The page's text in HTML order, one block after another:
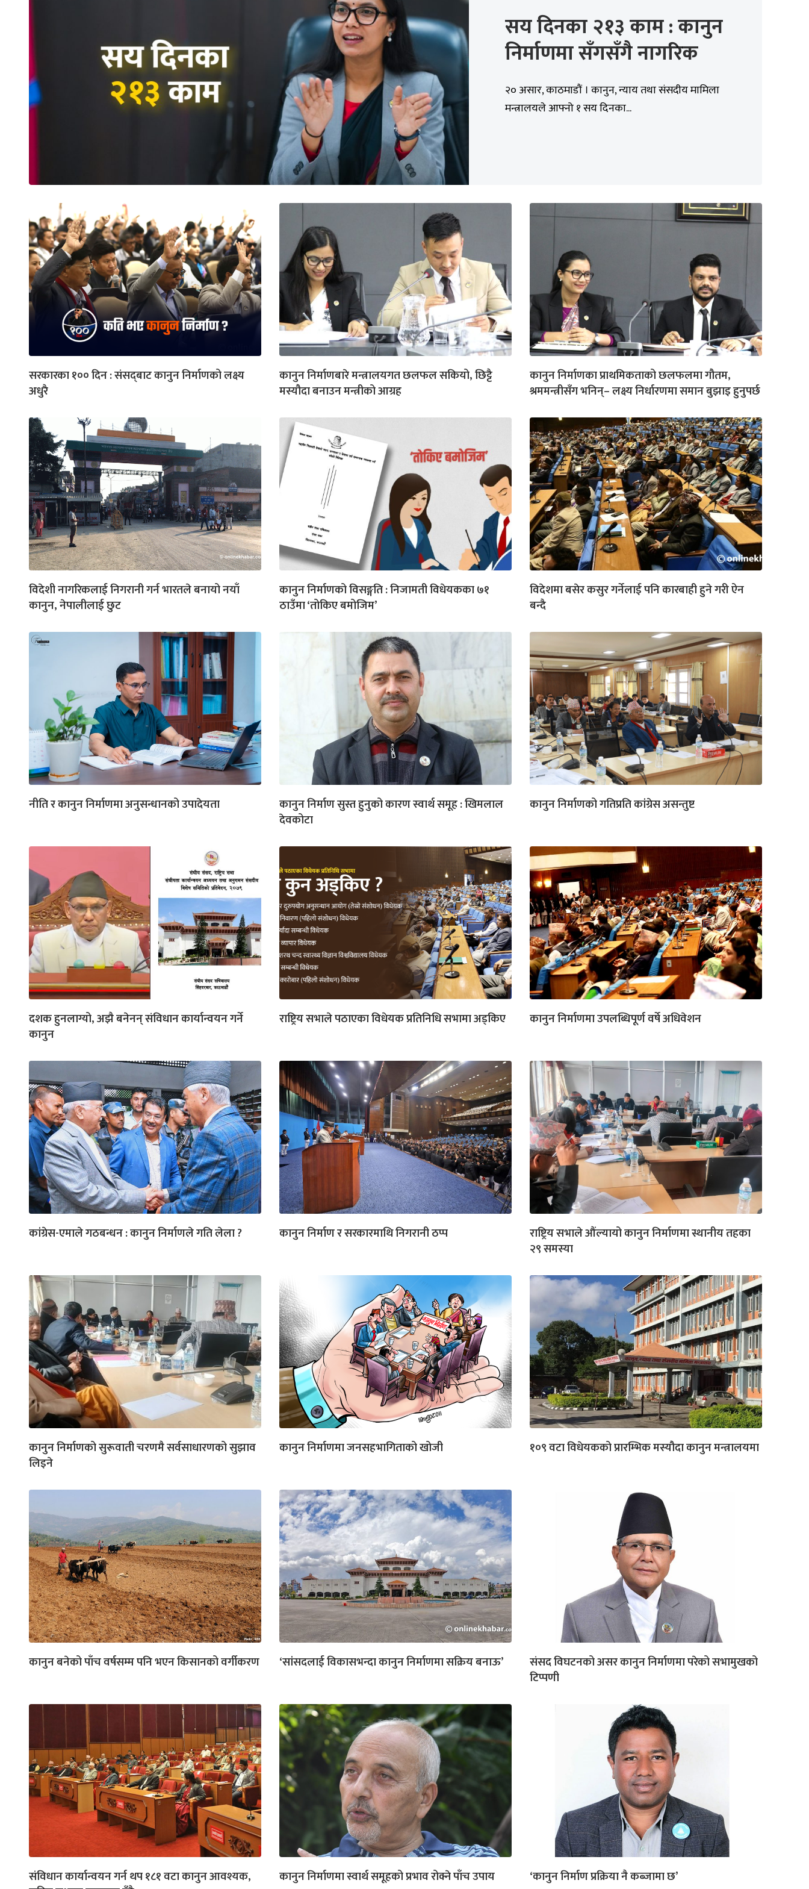
सय दिनका २१३ काम : कानुन
निर्माणमा सँगसँगै नागरिक
२० असार, काठमाडौं । कानुन, न्याय तथा संसदीय मामिला
मन्त्रालयले आफ्नो १ सय दिनका...
सरकारका १०० दिन : संसद्‌बाट कानुन निर्माणको लक्ष्य
अधुरै
कानुन निर्माणबारे मन्त्रालयगत छलफल सकियो, छिट्टै
मस्यौदा बनाउन मन्त्रीको आग्रह
कानुन निर्माणका प्राथमिकताको छलफलमा गौतम,
श्रममन्त्रीसँग भनिन्– लक्ष्य निर्धारणमा समान बुझाइ हुनुपर्छ
विदेशी नागरिकलाई निगरानी गर्न भारतले बनायो नयाँ
कानुन, नेपालीलाई छुट
कानुन निर्माणको विसङ्गति : निजामती विधेयकका ७१
ठाउँमा ‘तोकिए बमोजिम’
विदेशमा बसेर कसुर गर्नेलाई पनि कारबाही हुने गरी ऐन
बन्दै
नीति र कानुन निर्माणमा अनुसन्धानको उपादेयता
कानुन निर्माण सुस्त हुनुको कारण स्वार्थ समूह : खिमलाल
देवकोटा
कानुन निर्माणको गतिप्रति कांग्रेस असन्तुष्ट
दशक हुनलाग्यो, अझै बनेनन् संविधान कार्यान्वयन गर्ने
कानुन
राष्ट्रिय सभाले पठाएका विधेयक प्रतिनिधि सभामा अड्किए कानुन निर्माणमा उपलब्धिपूर्ण वर्षे अधिवेशन
कांग्रेस-एमाले गठबन्धन : कानुन निर्माणले गति लेला ? कानुन निर्माण र सरकारमाथि निगरानी ठप्प
राष्ट्रिय सभाले औंल्यायो कानुन निर्माणमा स्थानीय तहका
२९ समस्या
कानुन निर्माणको सुरूवाती चरणमै सर्वसाधारणको सुझाव
लिइने
कानुन निर्माणमा जनसहभागिताको खोजी १०९ वटा विधेयकको प्रारम्भिक मस्यौदा कानुन मन्त्रालयमा
कानुन बनेको पाँच वर्षसम्म पनि भएन किसानको वर्गीकरण ‘सांसदलाई विकासभन्दा कानुन निर्माणमा सक्रिय बनाऊ’
संसद विघटनको असर कानुन निर्माणमा परेको सभामुखको
टिप्पणी
संविधान कार्यान्वयन गर्न थप १८१ वटा कानुन आवश्यक,
कानुन निर्माणमा स्वार्थ समूहको प्रभाव रोक्ने पाँच उपाय ‘कानुन निर्माण प्रक्रिया नै कब्जामा छ’